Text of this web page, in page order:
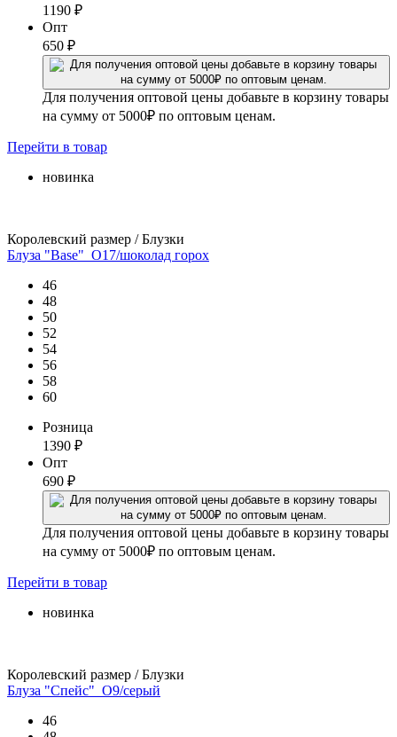
1190 ₽
Опт
650 ₽
Для получения оптовой цены добавьте в корзину товары
на сумму от 5000₽ по оптовым ценам.
Перейти в товар
новинка
Королевский размер / Блузки
Блуза "Base"_О17/шоколад горох
46
48
50
52
54
56
58
60
Розница
1390 ₽
Опт
690 ₽
Для получения оптовой цены добавьте в корзину товары
на сумму от 5000₽ по оптовым ценам.
Перейти в товар
новинка
Королевский размер / Блузки
Блуза "Спейс"_О9/серый
46